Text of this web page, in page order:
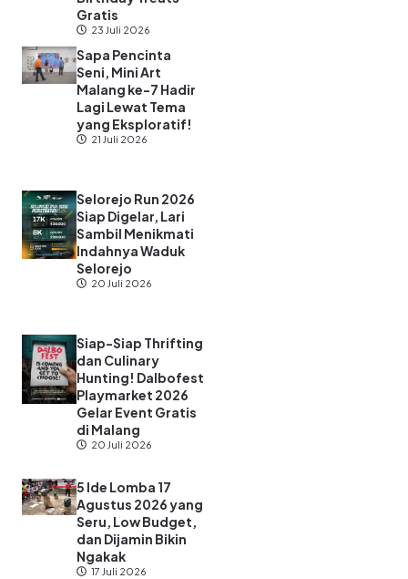
Gratis
23 Juli 2026
Sapa Pencinta
Seni, Mini Art
Malang ke-7 Hadir
Lagi Lewat Tema
yang Eksploratif!
21 Juli 2026
Selorejo Run 2026
Siap Digelar, Lari
Sambil Menikmati
Indahnya Waduk
Selorejo
20 Juli 2026
Siap-Siap Thrifting
dan Culinary
Hunting! Dalbofest
Playmarket 2026
Gelar Event Gratis
di Malang
20 Juli 2026
5 Ide Lomba 17
Agustus 2026 yang
Seru, Low Budget,
dan Dijamin Bikin
Ngakak
17 Juli 2026